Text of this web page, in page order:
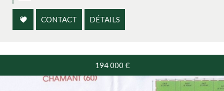
CONTACT DÉTAILS
194 000 €